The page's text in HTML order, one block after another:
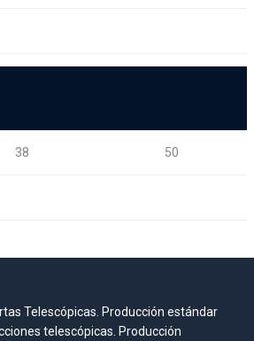
38 50
Telescópicas. Producción estándar
telescópicas. Producción